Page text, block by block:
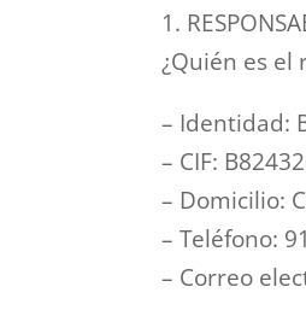
1.
¿Quién es
– Identidad:
– CIF:
– Domicilio:
– Teléfono:
– Correo